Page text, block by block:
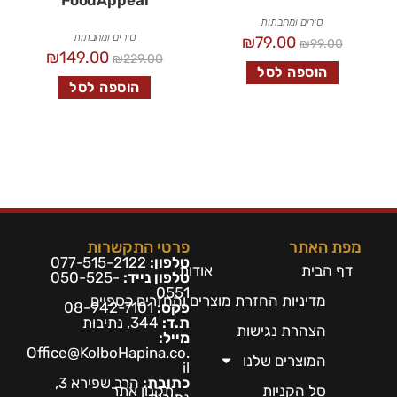
סירים ומחבתות
₪99.00
₪79.00
הוספה לסל
סירים ומחבתות
₪229.00
₪149.00
הוספה לסל
מפת האתר
דף הבית
אודות
מדיניות החזרת מוצרים והחזרים כספיים
הצהרת נגישות
המוצרים שלנו
סל הקניות
תקנון אתר
פרטי התקשרות
טלפון: 077-515-2122
טלפון נייד: 050-525-
0551
פקס:08-942-7101
ת.ד:
מייל:
Office@KolboHapina.co.
il
כתובת:
הרב שפירא 3,